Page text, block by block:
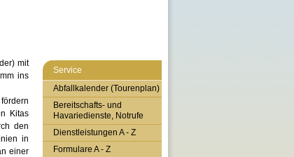
mit
ins
Kitas
den
in
einer
Service
Abfallkalender (Tourenplan)
Bereitschafts- und
Havariedienste, Notrufe
Dienstleistungen A - Z
Formulare A - Z